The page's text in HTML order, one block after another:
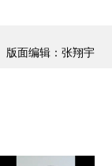
版面编辑：张翔宇